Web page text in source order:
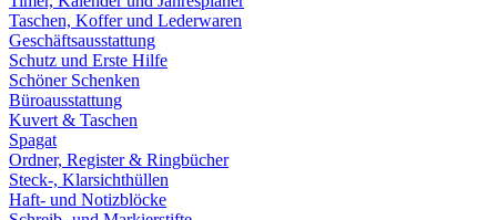
Taschen, Koffer und Lederwaren
Geschäftsausstattung
Schutz und Erste Hilfe
Schöner Schenken
Büroausstattung
Kuvert & Taschen
Spagat
Ordner, Register & Ringbücher
Steck-, Klarsichthüllen
Haft- und Notizblöcke